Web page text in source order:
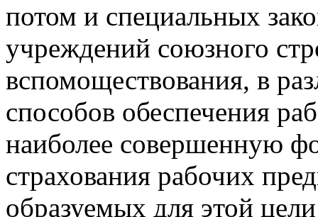
потом и специальных
учреждений союзного
вспомоществования, в
способов обеспечения
наиболее совершенную
страхования рабочих
образуемых для этой